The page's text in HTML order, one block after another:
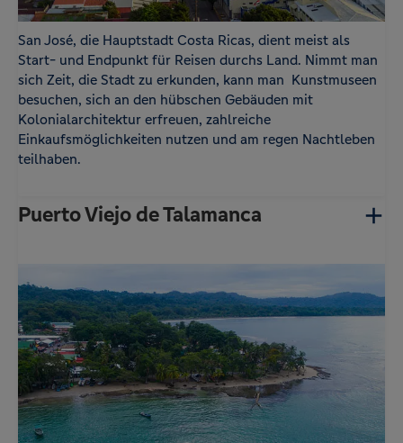
San José, die Hauptstadt Costa Ricas, dient meist als
Start- und Endpunkt für Reisen durchs Land. Nimmt man
sich Zeit, die Stadt zu erkunden, kann man Kunstmuseen
besuchen, sich an den hübschen Gebäuden mit
Kolonialarchitektur erfreuen, zahlreiche
Einkaufsmöglichkeiten nutzen und am regen Nachtleben
teilhaben.
Puerto Viejo de Talamanca